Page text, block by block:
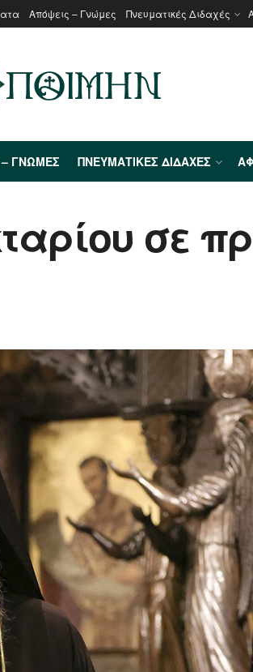
Απόψεις – Γνώμες Πνευματικές Διδαχές
ΓΝΏΜΕΣ ΠΝΕΥΜΑΤΙΚΈΣ ΔΙΔΑΧΈΣ
σε